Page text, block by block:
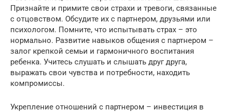
Признайте и примите свои страхи и тревоги, связанные
с отцовством. Обсудите их с партнером, друзьями или
психологом. Помните, что испытывать страх – это
нормально. Развитие навыков общения с партнером –
залог крепкой семьи и гармоничного воспитания
ребенка. Учитесь слушать и слышать друг друга,
выражать свои чувства и потребности, находить
компромиссы.
Укрепление отношений с партнером – инвестиция в